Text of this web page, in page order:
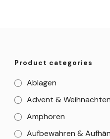
Product categories
Ablagen
Advent & Weihnachten
Amphoren
Aufbewahren &